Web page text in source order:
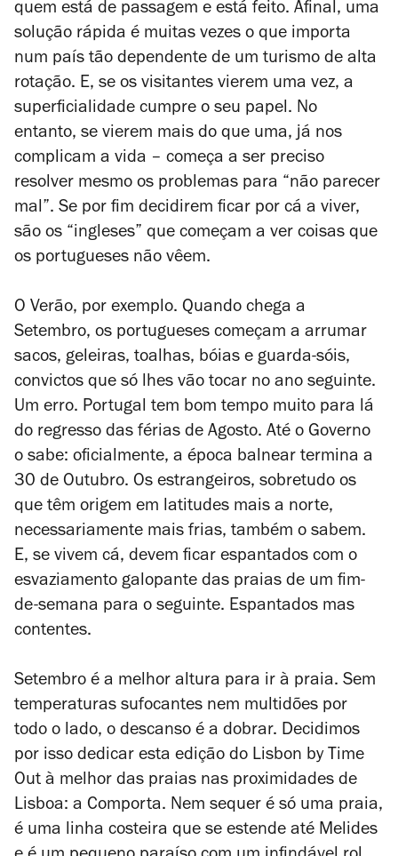
quem está de passagem e está feito. Afinal, uma
solução rápida é muitas vezes o que importa
num país tão dependente de um turismo de alta
rotação. E, se os visitantes vierem uma vez, a
superficialidade cumpre o seu papel. No
entanto, se vierem mais do que uma, já nos
complicam a vida – começa a ser preciso
resolver mesmo os problemas para “não parecer
mal”. Se por fim decidirem ficar por cá a viver,
são os “ingleses” que começam a ver coisas que
os portugueses não vêem.
O Verão, por exemplo. Quando chega a
Setembro, os portugueses começam a arrumar
sacos, geleiras, toalhas, bóias e guarda-sóis,
convictos que só lhes vão tocar no ano seguinte.
Um erro. Portugal tem bom tempo muito para lá
do regresso das férias de Agosto. Até o Governo
o sabe: oficialmente, a época balnear termina a
30 de Outubro. Os estrangeiros, sobretudo os
que têm origem em latitudes mais a norte,
necessariamente mais frias, também o sabem.
E, se vivem cá, devem ficar espantados com o
esvaziamento galopante das praias de um fim-
de-semana para o seguinte. Espantados mas
contentes.
Setembro é a melhor altura para ir à praia. Sem
temperaturas sufocantes nem multidões por
todo o lado, o descanso é a dobrar. Decidimos
por isso dedicar esta edição do Lisbon by Time
Out à melhor das praias nas proximidades de
Lisboa: a Comporta. Nem sequer é só uma praia,
é uma linha costeira que se estende até Melides